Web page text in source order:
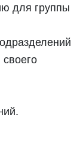
для группы и